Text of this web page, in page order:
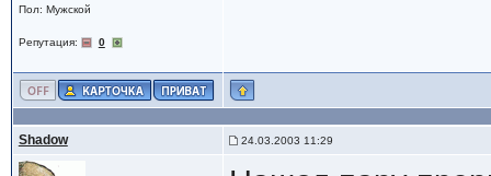
Пол: Мужской
Репутация: 0
Shadow 24.03.2003 11:29